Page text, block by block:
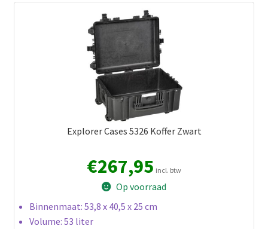
Explorer Cases 5326 Koffer Zwart
€267,95 incl. btw
Op voorraad
Binnenmaat: 53,8 x 40,5 x 25 cm
Volume: 53 liter